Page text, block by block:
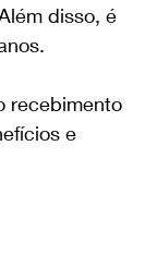
disso, é
recebimento
e